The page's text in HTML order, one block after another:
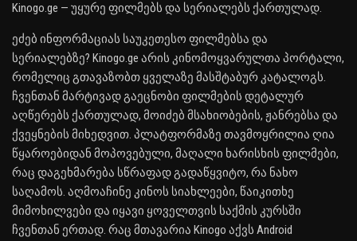
Kinogo.ge — უყურე ფილმებს და სერიალებს ქართულად.
ეძებ ინფორმაციას საუკეთესო ფილმებსა და
სერიალებზე? Kinogo.ge არის კინომოყვარულთა პორტალი,
რომელიც გთავაზობთ ყველაზე მასშტაბურ კატალოგს.
ჩვენთან მარტივად გაეცნობი ფილმების დეტალურ
აღწერებს ქართულად, მოიძებ მსახიობების, ჟანრებსა და
ქვეყნების მიხედვით. პლატფორმაზე თავმოყრილია ღია
წყაროებიდან მოპოვებული, მაღალი ხარისხის ფილმები,
რაც დაგეხმარება სწრაფად გადაწყვიტო, რა ნახო
საღამოს. აღმოაჩინე კინოს სიახლეები, წაიკითხე
მიმოხილვები და იყავი ყოველთვის საქმის კურსში
ჩვენთან ერთად. რაც მთავარია Kinogo აქვს Android